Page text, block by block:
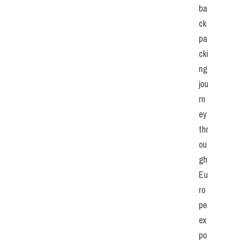
ba
ck
pa
cki
ng
jou
rn
ey
thr
ou
gh
Eu
ro
pe
ex
po